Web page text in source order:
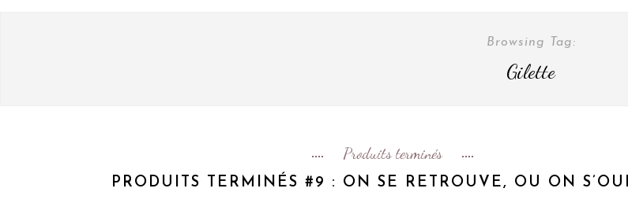
Browsing Tag:
Gilette
Produits terminés
PRODUITS TERMINÉS #9 : ON SE RETROUVE, OU ON